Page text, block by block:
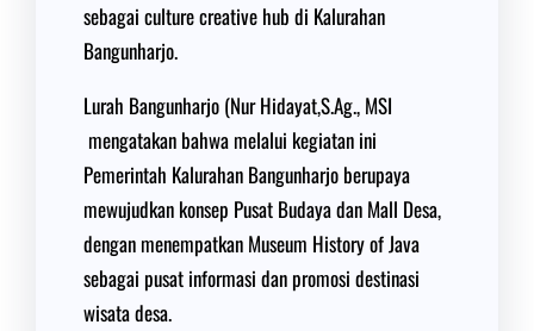
sebagai culture creative hub di Kalurahan
Bangunharjo.
Lurah Bangunharjo (Nur Hidayat,S.Ag., MSI
mengatakan bahwa melalui kegiatan ini
Pemerintah Kalurahan Bangunharjo berupaya
mewujudkan konsep Pusat Budaya dan Mall Desa,
dengan menempatkan Museum History of Java
sebagai pusat informasi dan promosi destinasi
wisata desa.